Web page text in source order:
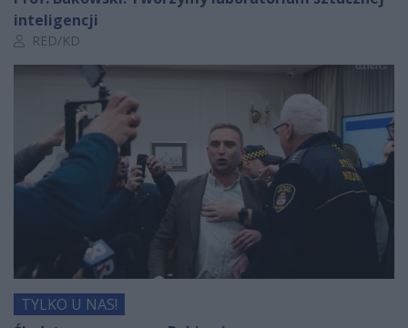
inteligencji
Autor artykułu:
RED/KD
TYLKO U NAS!